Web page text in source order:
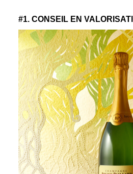
#1. CONSEIL EN